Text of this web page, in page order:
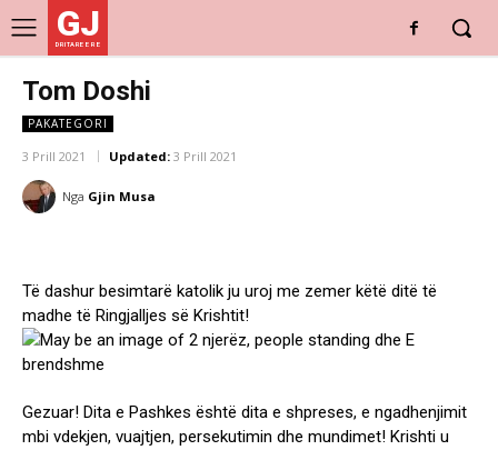
GJ
DRITARE E RE
Tom Doshi
PAKATEGORI
3 Prill 2021 Updated: 3 Prill 2021
Nga Gjin Musa
Të dashur besimtarë katolik ju uroj me zemer këtë ditë të
madhe të Ringjalljes së Krishtit!
Gezuar! Dita e Pashkes është dita e shpreses, e ngadhenjimit
mbi vdekjen, vuajtjen, persekutimin dhe mundimet! Krishti u